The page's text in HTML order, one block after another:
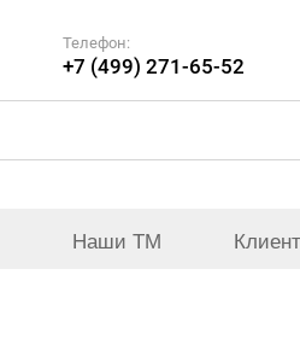
Телефон:
+7 (499) 271-65-52
Наши ТМ